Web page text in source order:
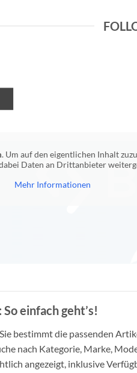
. Um auf den eigentlichen Inhalt
Daten an Drittanbieter
Mehr Informationen
einfach geht’s!
bestimmt die passenden
nach Kategorie, Marke,
angezeigt, inklusive